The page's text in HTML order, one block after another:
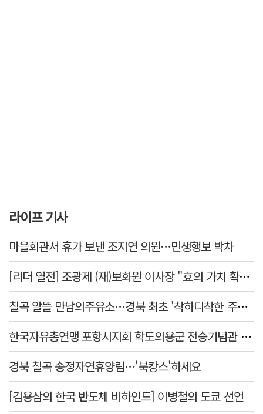
라이프 기사
마을회관서 휴가 보낸 조지연 의원…민생행보 박차
[리더 열전] 조광제 (재)보화원 이사장 "효의 가치 확산 위해 젊은층 참여 이끌어낼 것"
칠곡 알뜰 만남의주유소…경북 최초 '착하디착한 주유소' 선정
한국자유총연맹 포항시지회 학도의용군 전승기념관 방문
경북 칠곡 송정자연휴양림…'북캉스'하세요
[김용삼의 한국 반도체 비하인드] 이병철의 도쿄 선언